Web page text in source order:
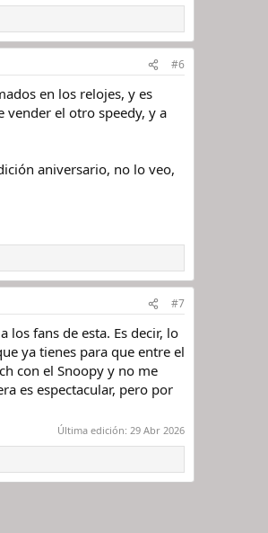
#6
en los relojes, y es
el otro speedy, y a
aniversario, no lo veo,
#7
fans de esta. Es decir, lo
ya tienes para que entre el
con el Snoopy y no me
es espectacular, pero por
Última edición: 29 Abr 2026